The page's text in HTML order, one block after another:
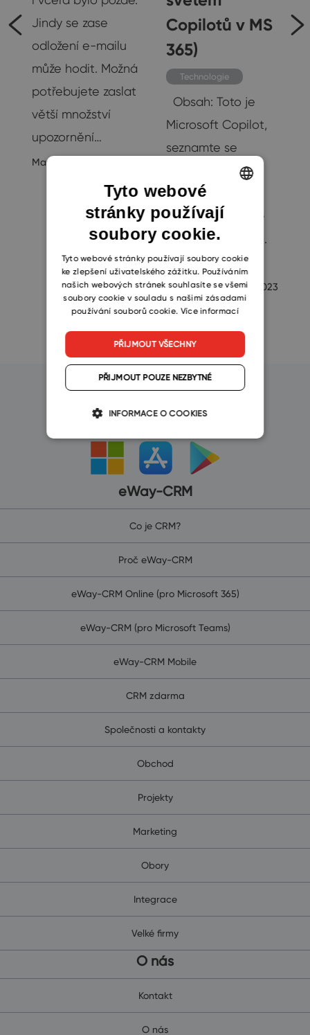
Jindy se zase
odložení e-mailu
může hodit. Možná
potřebujete zaslat
větší množství
upozornění…
Martin Štefko
Copilotů v MS
365)
Technologie
Obsah: Toto je
Microsoft Copilot,
seznamte se
Copilot Studio –
zde se vše
odehrává Klíčové
funkce Copilota 1.
Microsoft…
Ian Haynes 12/14/2023
eWay-CRM
Co je CRM?
Proč eWay-CRM
eWay-CRM Online (pro Microsoft 365)
eWay-CRM (pro Microsoft Teams)
eWay-CRM Mobile
CRM zdarma
Společnosti a kontakty
Obchod
Projekty
Marketing
Obory
Integrace
Velké firmy
O nás
Kontakt
O nás
ENGLISH
CZECH
SLOVAK
Tyto webové
stránky používají
soubory cookie.
Tyto webové stránky používají soubory cookie
ke zlepšení uživatelského zážitku. Používáním
našich webových stránek souhlasíte se všemi
soubory cookie v souladu s našimi zásadami
používání souborů cookie. Více informací
PŘIJMOUT VŠECHNY
PŘIJMOUT POUZE NEZBYTNÉ
INFORMACE O COOKIES